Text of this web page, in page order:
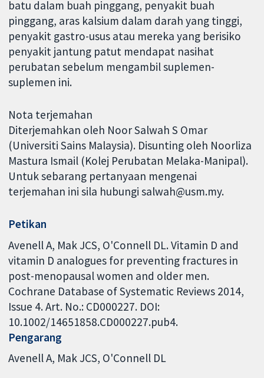
batu dalam buah pinggang, penyakit buah
pinggang, aras kalsium dalam darah yang tinggi,
penyakit gastro-usus atau mereka yang berisiko
penyakit jantung patut mendapat nasihat
perubatan sebelum mengambil suplemen-
suplemen ini.
Nota terjemahan
Diterjemahkan oleh Noor Salwah S Omar
(Universiti Sains Malaysia). Disunting oleh Noorliza
Mastura Ismail (Kolej Perubatan Melaka-Manipal).
Untuk sebarang pertanyaan mengenai
terjemahan ini sila hubungi salwah@usm.my.
Petikan
Avenell A, Mak JCS, O'Connell DL. Vitamin D and
vitamin D analogues for preventing fractures in
post-menopausal women and older men.
Cochrane Database of Systematic Reviews 2014,
Issue 4. Art. No.: CD000227. DOI:
10.1002/14651858.CD000227.pub4.
Pengarang
Avenell A Mak JCS O'Connell DL